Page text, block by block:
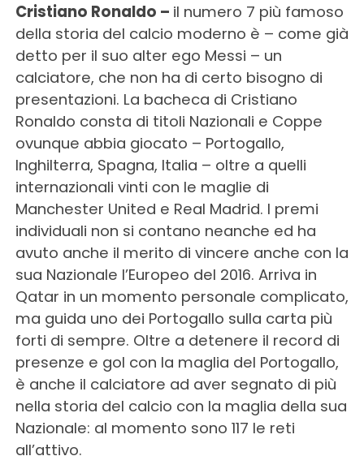
Cristiano Ronaldo – il numero 7 più famoso
della storia del calcio moderno è – come già
detto per il suo alter ego Messi – un
calciatore, che non ha di certo bisogno di
presentazioni. La bacheca di Cristiano
Ronaldo consta di titoli Nazionali e Coppe
ovunque abbia giocato – Portogallo,
Inghilterra, Spagna, Italia – oltre a quelli
internazionali vinti con le maglie di
Manchester United e Real Madrid. I premi
individuali non si contano neanche ed ha
avuto anche il merito di vincere anche con la
sua Nazionale l’Europeo del 2016. Arriva in
Qatar in un momento personale complicato,
ma guida uno dei Portogallo sulla carta più
forti di sempre. Oltre a detenere il record di
presenze e gol con la maglia del Portogallo,
è anche il calciatore ad aver segnato di più
nella storia del calcio con la maglia della sua
Nazionale: al momento sono 117 le reti
all’attivo.